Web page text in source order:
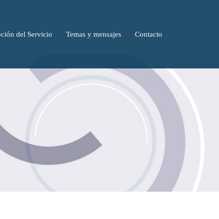
del Servicio Temas y mensajes Contacto